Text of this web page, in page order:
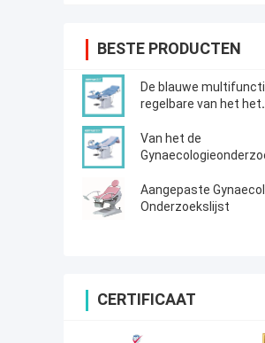
BESTE PRODUCTEN
De blauwe
regelbare van het het
materiële
Van het de
Elektro het Bedblauw
Aangepaste
Onderzoekslijst
CERTIFICAAT